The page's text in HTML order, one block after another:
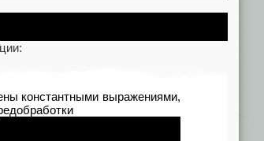
константными выражениями,